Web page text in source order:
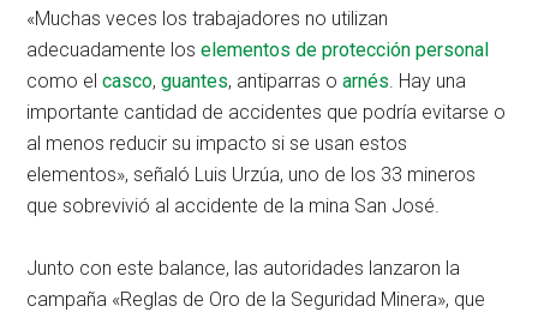
«Muchas veces los trabajadores no utilizan
adecuadamente loselementos de protección personal
como elcasco,guantes, antiparras oarnés. Hay una
importante cantidad de accidentes que podría evitarse o
al menos reducir su impacto si se usan estos
elementos», señaló Luis Urzúa, uno de los 33 mineros
que sobrevivió al accidente de la mina San José.
Junto con este balance, las autoridades lanzaron la
campaña «Reglas de Oro de la Seguridad Minera», que